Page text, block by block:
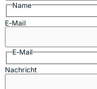
Name
E-Mail
E-Mail
Nachricht